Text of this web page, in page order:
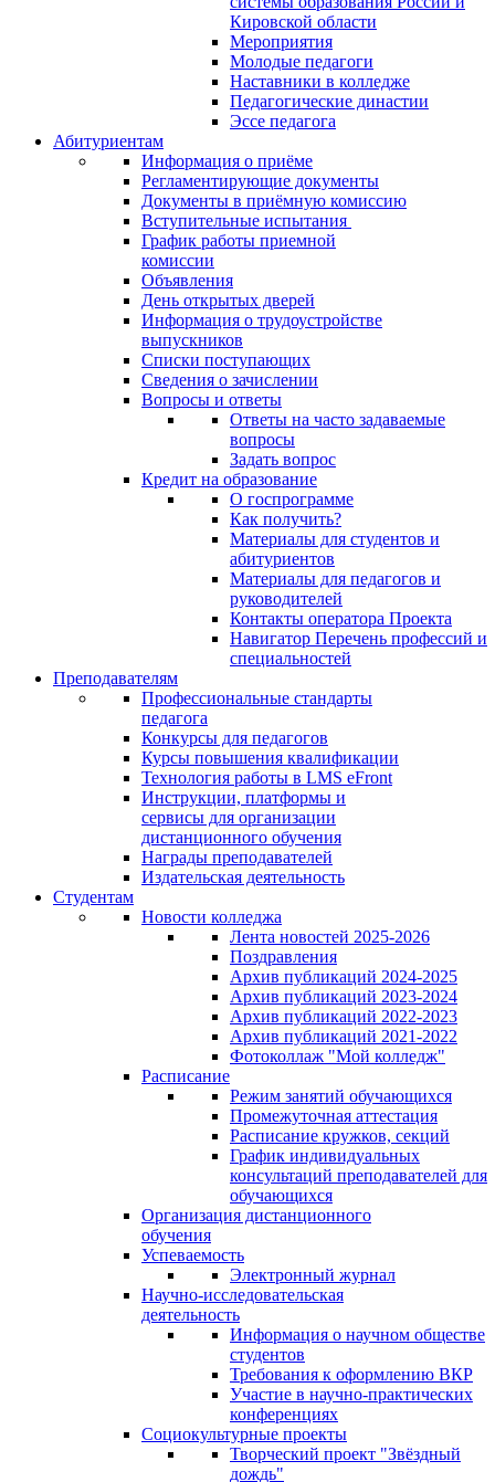
Кировской области
Мероприятия
Молодые педагоги
Наставники в колледже
Педагогические династии
Эссе педагога
Абитуриентам
Информация о приёме
Регламентирующие документы
Документы в приёмную комиссию
Вступительные испытания
График работы приемной
комиссии
Объявления
День открытых дверей
Информация о трудоустройстве
выпускников
Списки поступающих
Сведения о зачислении
Вопросы и ответы
Ответы на часто задаваемые
вопросы
Задать вопрос
Кредит на образование
О госпрограмме
Как получить?
Материалы для студентов и
абитуриентов
Материалы для педагогов и
руководителей
Контакты оператора Проекта
Навигатор Перечень профессий и
специальностей
Преподавателям
Профессиональные стандарты
педагога
Конкурсы для педагогов
Курсы повышения квалификации
Технология работы в LMS eFront
Инструкции, платформы и
сервисы для организации
дистанционного обучения
Награды преподавателей
Издательская деятельность
Студентам
Новости колледжа
Лента новостей 2025-2026
Поздравления
Архив публикаций 2024-2025
Архив публикаций 2023-2024
Архив публикаций 2022-2023
Архив публикаций 2021-2022
Фотоколлаж "Мой колледж"
Расписание
Режим занятий обучающихся
Промежуточная аттестация
Расписание кружков, секций
График индивидуальных
консультаций преподавателей для
обучающихся
Организация дистанционного
обучения
Успеваемость
Электронный журнал
Научно-исследовательская
деятельность
Информация о научном обществе
студентов
Требования к оформлению ВКР
Участие в научно-практических
конференциях
Социокультурные проекты
Творческий проект "Звёздный
дождь"